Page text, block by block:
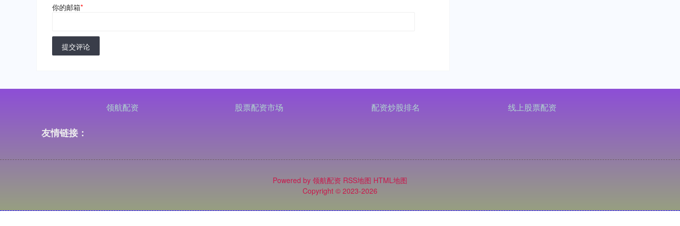
你的邮箱*
提交评论
领航配资 股票配资市场 配资炒股排名 线上股票配资
友情链接：
Powered by 领航配资 RSS地图 HTML地图
Copyright © 2023-2026